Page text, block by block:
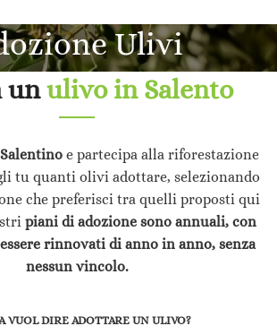
Ulivi
unulivo in Salento
e partecipa alla riforestazione
tu quanti olivi adottare, selezionando
che preferisci tra quelli proposti qui
piani di adozione sono annuali, con
rinnovati di anno in anno, senza
nessun vincolo.
VUOL DIRE ADOTTARE UN ULIVO?